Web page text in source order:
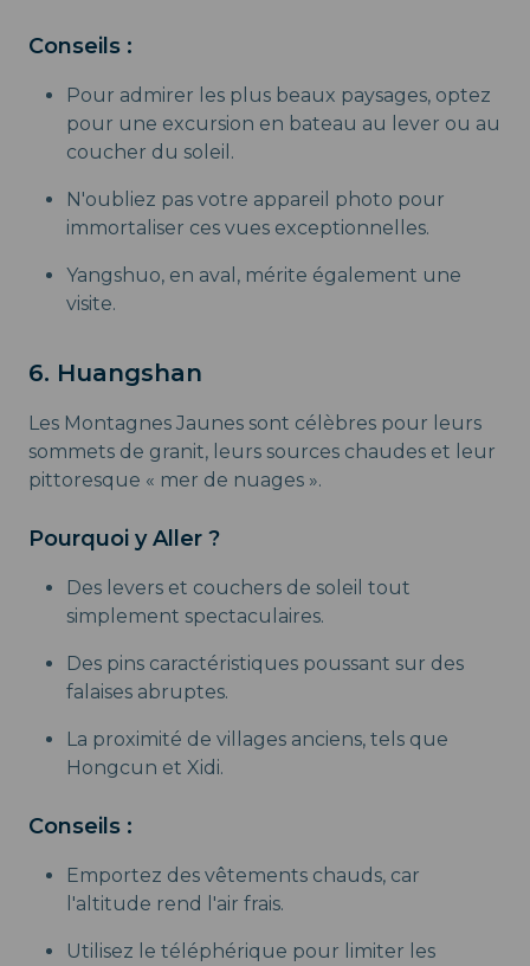
Conseils :
Pour admirer les plus beaux paysages, optez
pour une excursion en bateau au lever ou au
coucher du soleil.
N'oubliez pas votre appareil photo pour
immortaliser ces vues exceptionnelles.
Yangshuo, en aval, mérite également une
visite.
6. Huangshan
Les Montagnes Jaunes sont célèbres pour leurs
sommets de granit, leurs sources chaudes et leur
pittoresque « mer de nuages ».
Pourquoi y Aller ?
Des levers et couchers de soleil tout
simplement spectaculaires.
Des pins caractéristiques poussant sur des
falaises abruptes.
La proximité de villages anciens, tels que
Hongcun et Xidi.
Conseils :
Emportez des vêtements chauds, car
l'altitude rend l'air frais.
Utilisez le téléphérique pour limiter les